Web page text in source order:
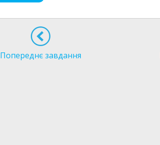
Попереднє завдання